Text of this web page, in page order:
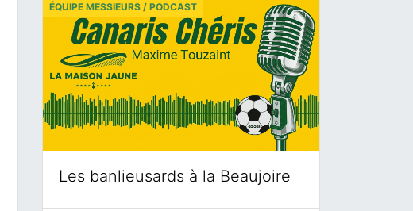
Les banlieusards à la Beaujoire
ÉQUIPE MESSIEURS / PODCAST